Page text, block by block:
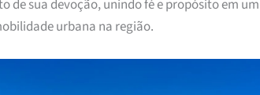
de sua devoção, unindo fé e propósito em um
urbana na região.